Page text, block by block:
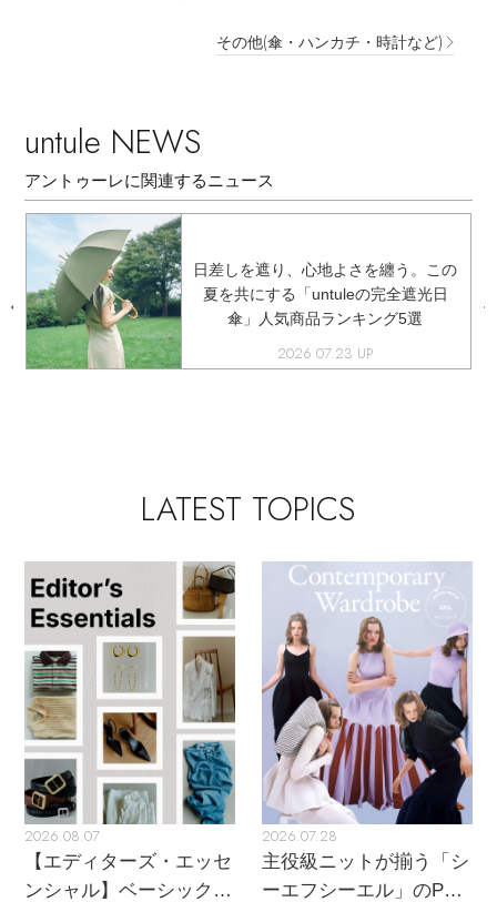
その他(傘・ハンカチ・時計など)
untule NEWS
アントゥーレに関連するニュース
日差しを遮り、心地よさを纏う。この
夏を共にする「untuleの完全遮光日
傘」人気商品ランキング5選
2026.07.23 UP
LATEST TOPICS
2026.08.07
【エディターズ・エッセ
ンシャル】ベーシックと
2026.07.28
主役級ニットが揃う「シ
ーエフシーエル」のPOP